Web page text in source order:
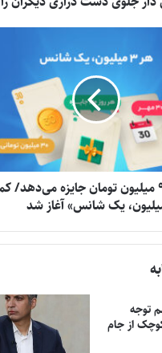
یک شانس» آغاز شد
توجه
از جام